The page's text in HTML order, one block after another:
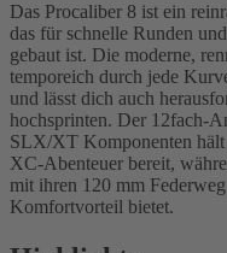
Das Procaliber 8 ist ein
das für schnelle Runden
gebaut ist. Die moderne,
temporeich durch jede
und lässt dich auch
hochsprinten. Der 12fach-
SLX/XT Komponenten
XC-Abenteuer bereit,
mit ihren 120 mm
Komfortvorteil bietet.